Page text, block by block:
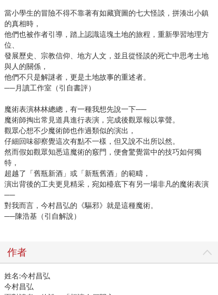
當小學生的冒險不得不靠著有如藏寶圖的七大怪談，拼湊出小鎮
的真相時，
他們也被作者引導，踏上認識這塊土地的旅程，重新學習地理方
位、
發展歷史、宗教信仰、地方人文，並且從怪談的死亡中思考土地
與人的關係，
他們不只是解謎者，更是土地故事的重述者。
──月讀工作室（引自書評）
魔術表演林林總總，有一種我想先說一下──
魔術師掏出常見道具進行表演，完成後觀眾報以掌聲。
觀眾心想不少魔術師也作過類似的演出，
仔細回味卻察覺這次有點不一樣，但又說不出所以然。
然而假如觀眾知悉這魔術的竅門，便會驚覺當中的技巧如何獨
特，
超越了「舊瓶新酒」或「新瓶舊酒」的範疇，
演出背後的工夫更見精采，宛如檯底下有另一場非凡的魔術表演
──
對我而言，今村昌弘的《驅邪》就是這種魔術。
──陳浩基（引自解說）
作者
姓名:今村昌弘
今村昌弘